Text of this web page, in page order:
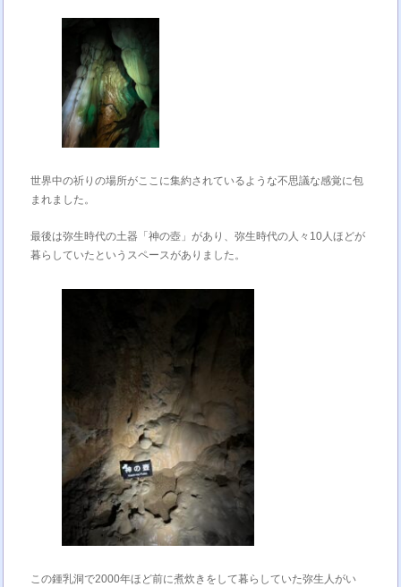
世界中の祈りの場所がここに集約されているような不思議な感覚に包
まれました。
最後は弥生時代の土器「神の壺」があり、弥生時代の人々10人ほどが
暮らしていたというスペースがありました。
この鍾乳洞で2000年ほど前に煮炊きをして暮らしていた弥生人がい